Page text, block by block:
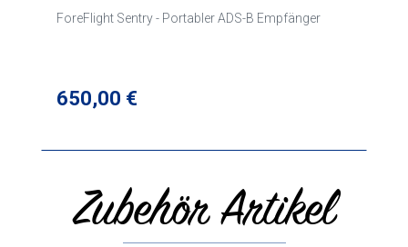
ForeFlight Sentry - Portabler ADS-B Empfänger
Regulärer Preis:
650,00 €
Produktgalerie überspringen
Zubehör Artikel